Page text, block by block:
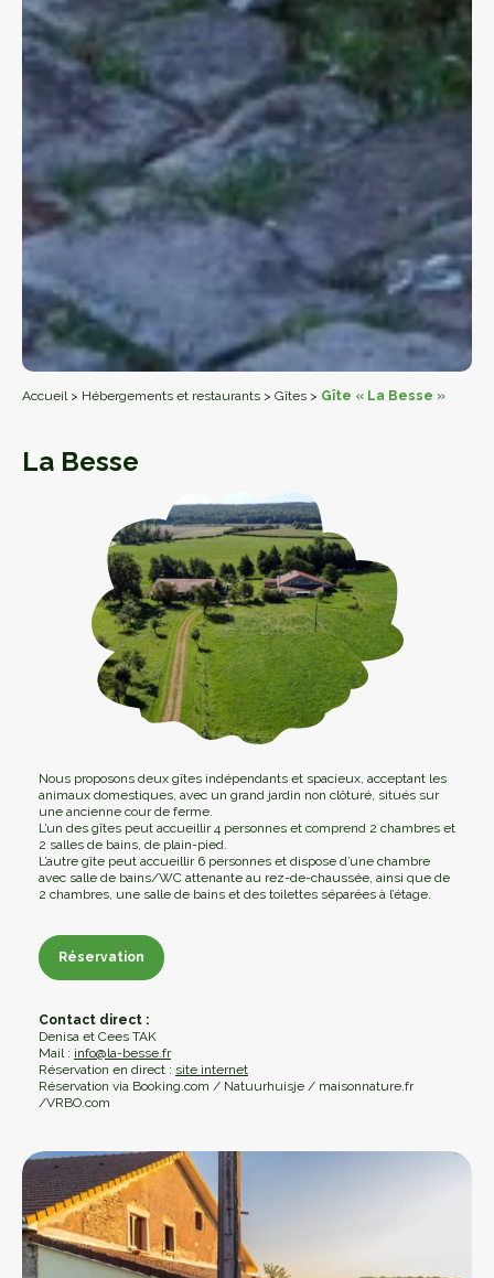
Accueil > Hébergements et restaurants > Gîtes > Gîte « La Besse »
La Besse
Nous proposons deux gîtes indépendants et spacieux, acceptant les
animaux domestiques, avec un grand jardin non clôturé, situés sur
une ancienne cour de ferme.
L’un des gîtes peut accueillir 4 personnes et comprend 2 chambres et
2 salles de bains, de plain-pied.
L’autre gîte peut accueillir 6 personnes et dispose d’une chambre
avec salle de bains/WC attenante au rez-de-chaussée, ainsi que de
2 chambres, une salle de bains et des toilettes séparées à l’étage.
Réservation
Contact direct :
Denisa et Cees TAK
Mail : info@la-besse.fr
Réservation en direct : site internet
Réservation via Booking.com / Natuurhuisje / maisonnature.fr
/VRBO.com